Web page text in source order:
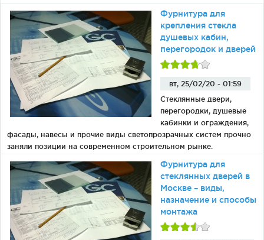
Доводчики
Замки и ответки
Зажимные профили
Фурнитура для межкомнатных дверей
Фурнитура для душевых ограждений (раздвижная
серия)
Фурнитура для душевых ограждений (распашная серия)
Двери межкомнатные цельностеклянные
КОНТАКТЫ
Фурнитура для
крепления стекла
душевых кабин,
перегородок и дверей
вт, 25/02/20 - 01:59
Стеклянные двери,
перегородки, душевые
кабинки и ограждения,
фасады, навесы и прочие виды светопрозрачных систем прочно
заняли позиции на современном строительном рынке.
Фурнитура для
стеклянных дверей в
Москве – виды,
назначение и способы
монтажа